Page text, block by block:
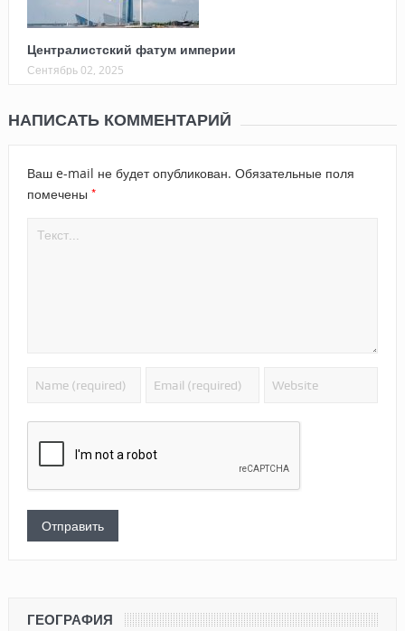
Централистский фатум империи
Сентябрь 02, 2025
НАПИСАТЬ КОММЕНТАРИЙ
Ваш e-mail не будет опубликован. Обязательные поля
помечены *
ГЕОГРАФИЯ